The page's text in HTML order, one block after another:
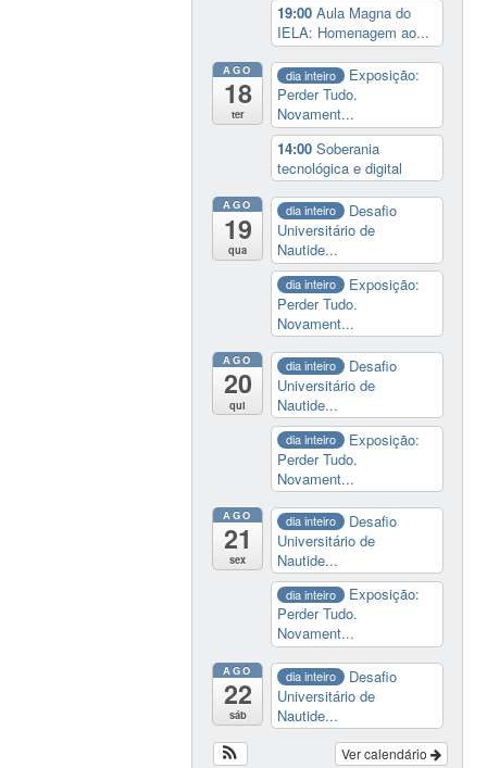
19:00Aula Magna do
IELA: Homenagem ao...
AGO
18
ter
dia inteiro
Exposição:
Perder Tudo.
Novament...
14:00Soberania
tecnológica e digital
AGO
19
qua
dia inteiro
Desafio
Universitário de
Nautide...
dia inteiro
Exposição:
Perder Tudo.
Novament...
AGO
20
qui
dia inteiro
Desafio
Universitário de
Nautide...
dia inteiro
Exposição:
Perder Tudo.
Novament...
AGO
21
sex
dia inteiro
Desafio
Universitário de
Nautide...
dia inteiro
Exposição:
Perder Tudo.
Novament...
AGO
22
sáb
dia inteiro
Desafio
Universitário de
Nautide...
Ver calendário